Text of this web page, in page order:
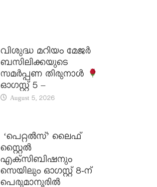
വിശുദ്ധ മറിയം മേജർ
ബസിലിക്കയുടെ
സമർപ്പണ തിരുനാൾ
ഓഗസ്റ്റ് 5 –
August 5, 2026
‘പെറ്റൽസ്’ ലൈഫ്
സ്റ്റൈൽ
എക്സിബിഷനും
സെയിലും ഓഗസ്റ്റ് 8-ന്
പെരുമാനൂരിൽ